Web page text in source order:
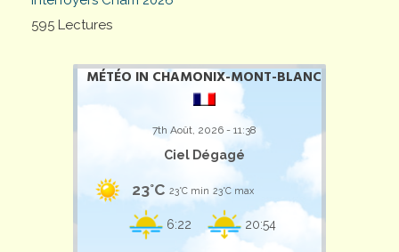
595 Lectures
MÉTÉO IN CHAMONIX-MONT-BLANC
7th Août, 2026 - 11:38
Ciel Dégagé
23°C 23°C min 23°C max
6:22 20:54